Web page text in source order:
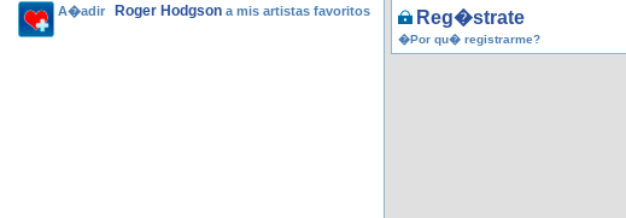
A�adir Roger Hodgson a mis artistas favoritos Reg�strate
�Por qu� registrarme?